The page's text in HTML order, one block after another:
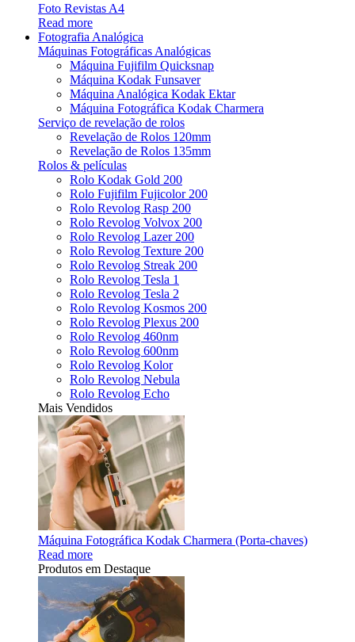
Foto Revistas A4
Read more
Fotografia Analógica
Máquinas Fotográficas Analógicas
Máquina Fujifilm Quicksnap
Máquina Kodak Funsaver
Máquina Analógica Kodak Ektar
Máquina Fotográfica Kodak Charmera
Serviço de revelação de rolos
Revelação de Rolos 120mm
Revelação de Rolos 135mm
Rolos & películas
Rolo Kodak Gold 200
Rolo Fujifilm Fujicolor 200
Rolo Revolog Rasp 200
Rolo Revolog Volvox 200
Rolo Revolog Lazer 200
Rolo Revolog Texture 200
Rolo Revolog Streak 200
Rolo Revolog Tesla 1
Rolo Revolog Tesla 2
Rolo Revolog Kosmos 200
Rolo Revolog Plexus 200
Rolo Revolog 460nm
Rolo Revolog 600nm
Rolo Revolog Kolor
Rolo Revolog Nebula
Rolo Revolog Echo
Mais Vendidos
Máquina Fotográfica Kodak Charmera (Porta-chaves)
Read more
Produtos em Destaque